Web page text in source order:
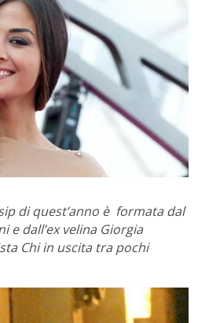
di quest’anno è formata dal
e dall’ex velina Giorgia
Chi in uscita tra pochi